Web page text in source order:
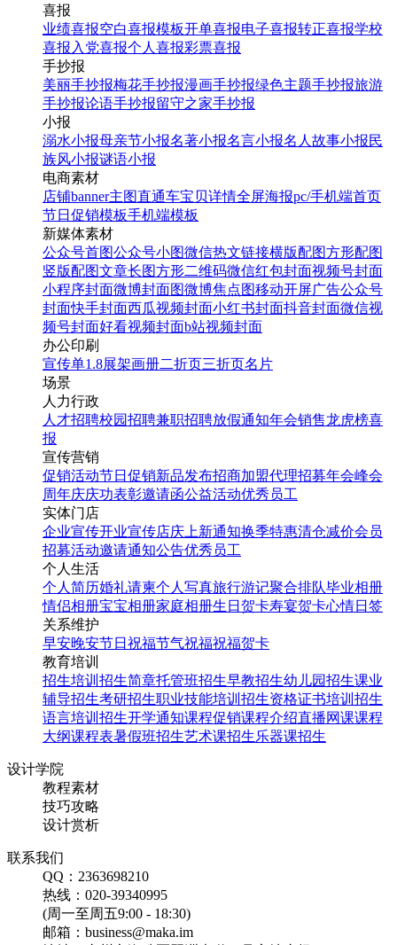
喜报
业绩喜报空白喜报模板开单喜报电子喜报转正喜报学校
喜报 入党喜报个人喜报彩票喜报
手抄报
美丽手抄报梅花手抄报漫画手抄报绿色主题手抄报旅游
手抄报论语手抄报留守之家手抄报
小报
溺水小报母亲节小报名著小报名言小报名人故事小报民
族风小报谜语小报
电商素材
店铺banner主图直通车宝贝详情全屏海报pc/手机端首页
节日促销模板手机端模板
新媒体素材
公众号首图公众号小图微信热文链接横版配图方形配图
竖版配图文章长图方形二维码微信红包封面视频号封面
小程序封面微博封面图微博焦点图移动开屏广告公众号
封面快手封面西瓜视频封面小红书封面抖音封面微信视
频号封面好看视频封面b站视频封面
办公印刷
宣传单1.8展架画册二折页三折页名片
场景
人力行政
人才招聘校园招聘兼职招聘放假通知年会销售龙虎榜喜
报
宣传营销
促销活动节日促销新品发布招商加盟代理招募年会峰会
周年庆庆功表彰邀请函公益活动优秀员工
实体门店
企业宣传开业宣传店庆 上新通知换季特惠清仓减价会员
招募活动邀请通知公告优秀员工
个人生活
个人简历婚礼请柬个人写真旅行游记聚合排队毕业相册
情侣相册宝宝相册家庭相册生日贺卡寿宴贺卡心情日签
关系维护
早安晚安节日祝福节气祝福祝福贺卡
教育培训
招生培训 招生简章托管班招生早教招生幼儿园招生课业
辅导招生考研招生职业技能培训招生资格证书培训招生
语言培训招生开学通知课程促销课程介绍直播网课课程
大纲课程表暑假班招生艺术课招生乐器课招生
设计学院
教程素材
技巧攻略
设计赏析
联系我们
QQ：2363698210
热线：020-39340995
(周一至周五9:00 - 18:30)
邮箱：business@maka.im